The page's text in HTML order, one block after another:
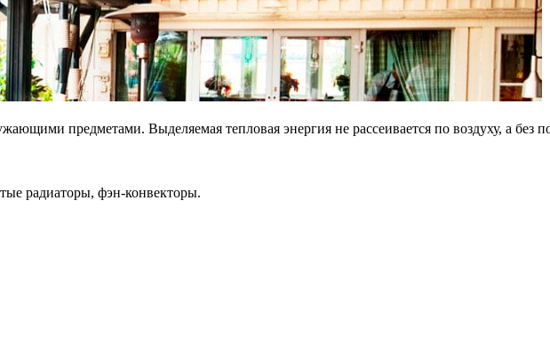
предметами. Выделяемая тепловая энергия не рассеивается по воздуху, а без
радиаторы, фэн-конвекторы.